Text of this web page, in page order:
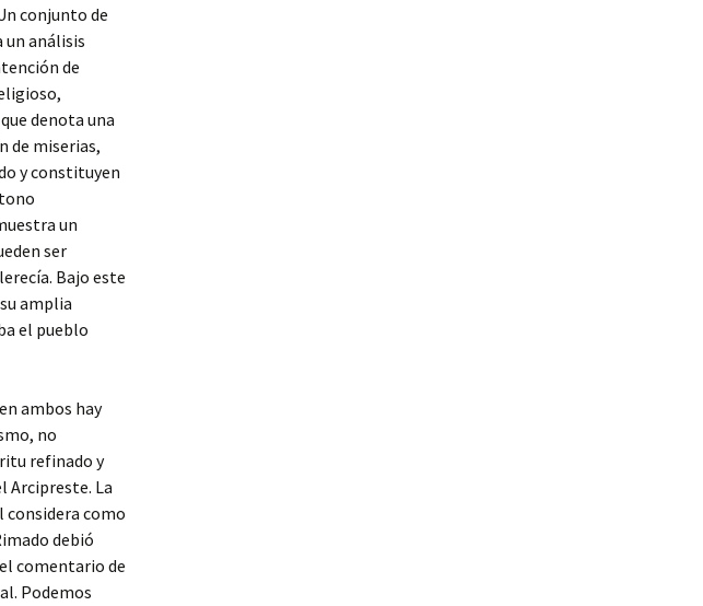
conjunto de
un análisis
de
denota una
de miserias,
y constituyen
un
ser
Bajo este
amplia
el pueblo
ambos hay
no
refinado y
Arcipreste. La
considera como
debió
comentario de
Podemos